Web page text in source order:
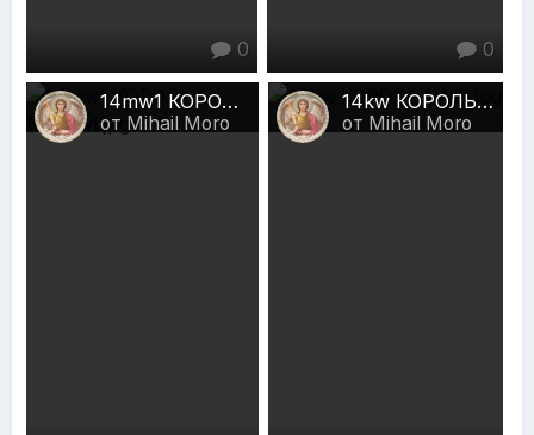
0 0
14mw1 КОРОЛЬ МЕЧЕЙ.jpg
от Mihail Moro
14kw КОРОЛЬ ЧАШ.jpg
от Mihail Moro